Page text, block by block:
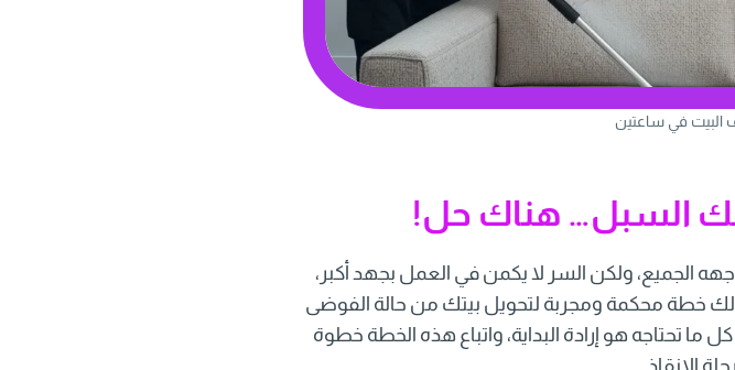
البيت في ساعتين
السبل… هناك حل!
الجميع، ولكن السر لا يكمن في العمل بجهد أكبر،
لك خطة محكمة ومجربة لتحويل بيتك من حالة الفوضى
ما تحتاجه هو إرادة البداية، واتباع هذه الخطة خطوة
الإنقاذ.